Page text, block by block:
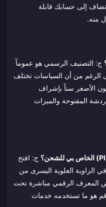
وليس بالمنصة، لذا فإن أي GCubes تضاف إلى حسابك قابلة
منه.
ج: التصنيف الرسمي هو عموماً
الرغم من أن السياسات تختلف
الأصغر سناً بإشراف
المفتوحة والميزات
ج: افتح
الزاوية العلوية اليسرى من
المعرف الرقمي مباشرة تحت
هو ما تستخدمه خدمات